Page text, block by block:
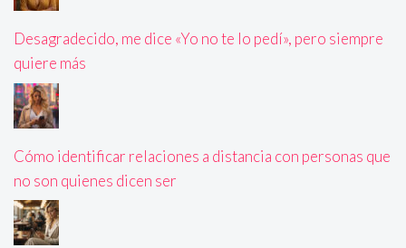
Desagradecido, me dice «Yo no te lo pedí», pero siempre
quiere más
Cómo identificar relaciones a distancia con personas que
no son quienes dicen ser